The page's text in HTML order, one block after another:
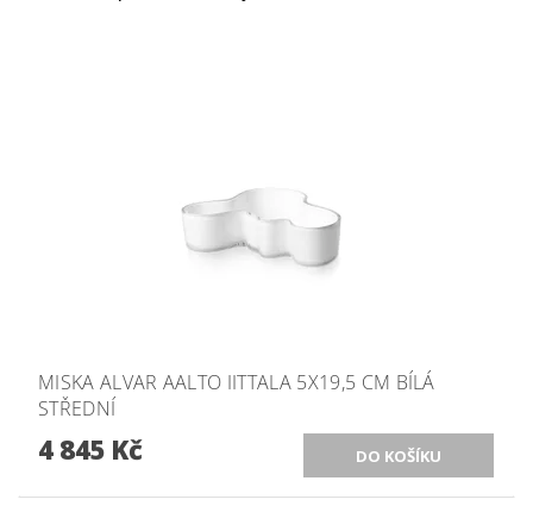
MISKA ALVAR AALTO IITTALA 5X19,5 CM BÍLÁ
STŘEDNÍ
4 845 Kč